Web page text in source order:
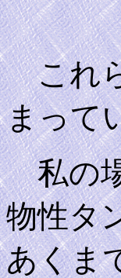
３
これら
まって
私の場
物性タ
あくま